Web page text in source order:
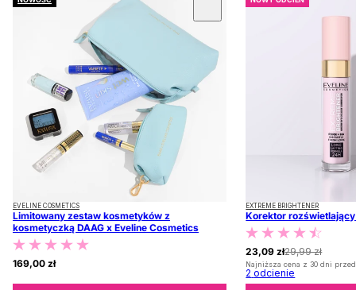
EVELINE COSMETICS
Limitowany zestaw kosmetyków z
kosmetyczką DAAG x Eveline Cosmetics
169,00 zł
EXTREME BRIGHTENER
Korektor
29,99 zł
23,09 zł
Najniższa cena z 30 dni
2 odcienie